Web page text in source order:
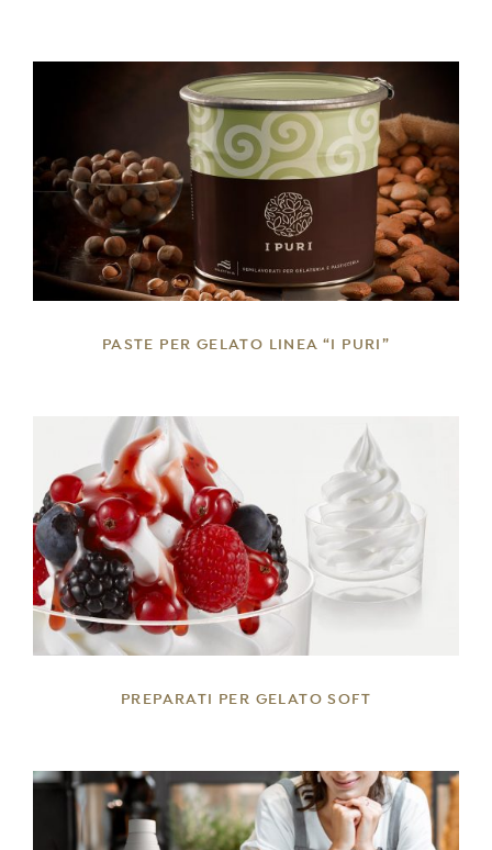
DETTAGLI
PASTE PER GELATO LINEA “I PURI”
DETTAGLI
PREPARATI PER GELATO SOFT